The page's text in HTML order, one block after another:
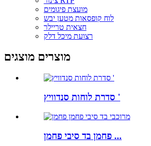
מועצת פיגומים
לוח קופסאות מטען יבש
חצאית טריילר
רצועת מיכל דלק
מוצרים מוצגים
סדרת לוחות סנדוויץ '
פחמן בד סיבי פחמן ...